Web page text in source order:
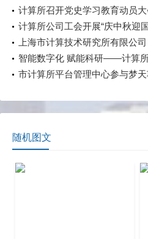
力”赋能培训课程
计算所召开党史学习教育动员大
计算所公司工会开展“庆中秋
趣味活动
上海市计算技术研究所有限公
式：AI驱动涉企检查规范化提升
智能数字化 赋能科研——计算
赴实验动物中心调研
市计算所平台管理中心参与梦
随机图文